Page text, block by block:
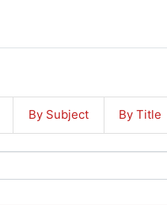
By Subject By Title